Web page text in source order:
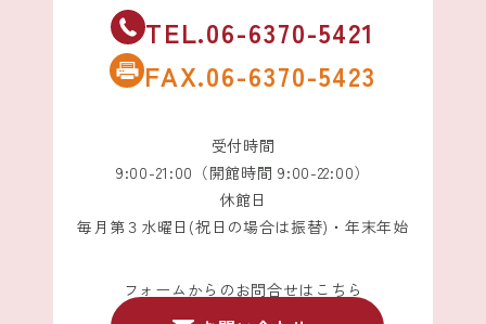
TEL.06-6370-5421
FAX.06-6370-5423
受付時間
9:00-21:00（開館時間 9:00-22:00）
休館日
毎月第３水曜日(祝日の場合は振替)・年末年始
フォームからのお問合せはこちら